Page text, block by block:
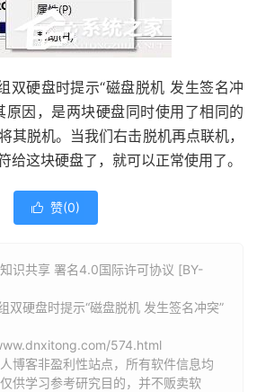
硬盘时提示“磁盘脱机 发生签名冲
原因，是两块硬盘同时使用了相同的
其脱机。当我们右击脱机再点联机，
给这块硬盘了，就可以正常使用了。
 赞(0)
识共享 署名4.0国际许可协议 [BY-
双硬盘时提示“磁盘脱机 发生签名冲突”
574.html
博客非盈利性站点，所有软件信息均
供学习参考研究目的，并不贩卖软